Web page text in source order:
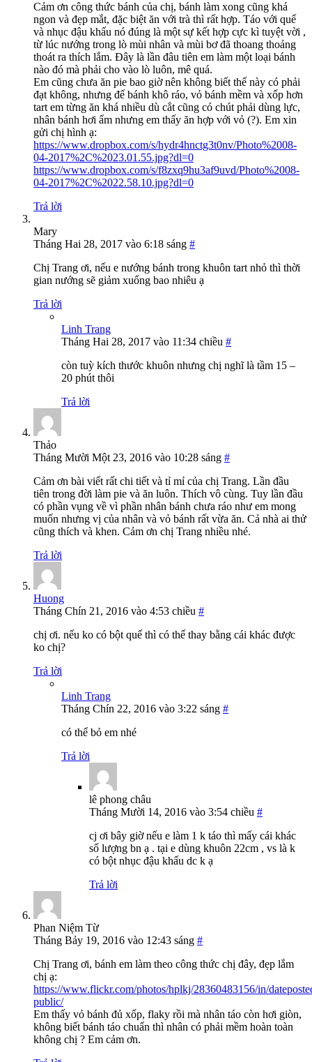
Cảm ơn công thức bánh của chị, bánh làm xong cũng khá
ngon và đẹp mắt, đặc biệt ăn với trà thì rất hợp. Táo với quế
và nhục đậu khấu nó đúng là một sự kết hợp cực kì tuyệt vời ,
từ lúc nướng trong lò mùi nhân và mùi bơ đã thoang thoảng
thoát ra thích lắm. Đây là lần đâu tiên em làm một loại bánh
nào đó mà phải cho vào lò luôn, mê quá.
Em cũng chưa ăn pie bao giờ nên không biết thế này có phải
đạt không, nhưng đế bánh khô ráo, vỏ bánh mềm và xốp hơn
tart em từng ăn khá nhiều dù cắt cũng có chút phải dùng lực,
nhân bánh hơi ẩm nhưng em thấy ăn hợp với vỏ (?). Em xin
gửi chị hình ạ:
https://www.dropbox.com/s/hydr4hnctg3t0nv/Photo%2008-
04-2017%2C%2023.01.55.jpg?dl=0
https://www.dropbox.com/s/f8zxq9hu3af9uvd/Photo%2008-
04-2017%2C%2022.58.10.jpg?dl=0
Trả lời
Mary
Tháng Hai 28, 2017 vào 6:18 sáng #
Chị Trang ơi, nếu e nướng bánh trong khuôn tart nhỏ thì thời
gian nướng sẽ giảm xuống bao nhiêu ạ
Trả lời
Linh Trang
Tháng Hai 28, 2017 vào 11:34 chiều #
còn tuỳ kích thước khuôn nhưng chị nghĩ là tầm 15 –
20 phút thôi
Trả lời
Thảo
Tháng Mười Một 23, 2016 vào 10:28 sáng #
Cảm ơn bài viết rất chi tiết và tỉ mỉ của chị Trang. Lần đầu
tiên trong đời làm pie và ăn luôn. Thích vô cùng. Tuy lần đầu
có phần vụng về vì phần nhân bánh chưa ráo như em mong
muốn nhưng vị của nhân và vỏ bánh rất vừa ăn. Cả nhà ai thử
cũng thích và khen. Cảm ơn chị Trang nhiều nhé.
Trả lời
Huong
Tháng Chín 21, 2016 vào 4:53 chiều #
chị ơi. nếu ko có bột quế thì có thể thay bằng cái khác được
ko chị?
Trả lời
Linh Trang
Tháng Chín 22, 2016 vào 3:22 sáng #
có thể bỏ em nhé
Trả lời
lê phong châu
Tháng Mười 14, 2016 vào 3:54 chiều #
cj ơi bây giờ nếu e làm 1 k táo thì mấy cái khác
số lượng bn ạ . tại e dùng khuôn 22cm , vs là k
có bột nhục đậu khấu dc k ạ
Trả lời
Phan Niệm Từ
Tháng Bảy 19, 2016 vào 12:43 sáng #
Chị Trang ơi, bánh em làm theo công thức chị đây, đẹp lắm
chị ạ:
https://www.flickr.com/photos/hplkj/28360483156/in/
public/
Em thấy vỏ bánh đủ xốp, flaky rồi mà nhân táo còn hơi giòn,
không biết bánh táo chuẩn thì nhân có phải mềm hoàn toàn
không chị ? Em cảm ơn.